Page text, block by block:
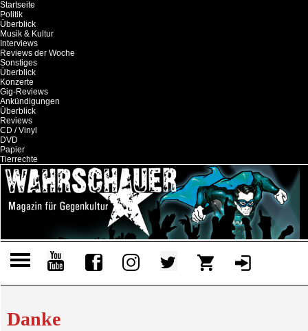
Startseite
Politik
Überblick
Musik & Kultur
Interviews
Reviews der Woche
Sonstiges
Überblick
Konzerte
Gig-Reviews
Ankündigungen
Überblick
Reviews
CD / Vinyl
DVD
Papier
Tierrechte
Danke